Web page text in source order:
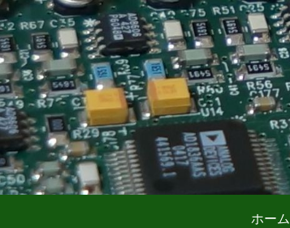
ホーム